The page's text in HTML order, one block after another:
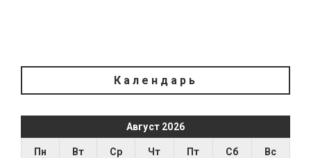
Календарь
Август 2026
Пн Вт Ср Чт Пт Сб Вс